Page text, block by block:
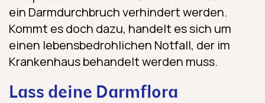
ein Darmdurchbruch verhindert werden.
Kommt es doch dazu, handelt es sich um
einen lebensbedrohlichen Notfall, der im
Krankenhaus behandelt werden muss.
Lass deine Darmflora